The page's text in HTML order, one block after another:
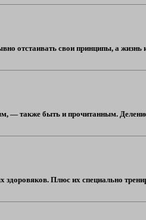
отстаивать свои принципы, а
— также быть и прочитанным.
Плюс их специально